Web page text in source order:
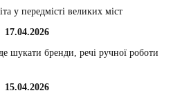
у передмісті великих міст
17.04.2026
шукати бренди, речі ручної роботи
15.04.2026